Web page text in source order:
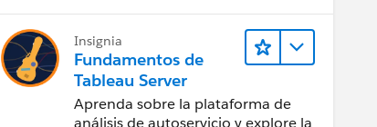
Insignia
Fundamentos de
Tableau Server
Aprenda sobre la plataforma de
análisis de autoservicio y explore la